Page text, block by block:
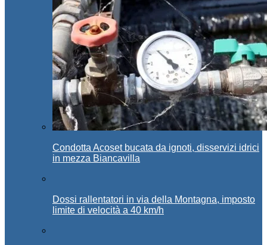
Condotta Acoset bucata da ignoti, disservizi idrici
in mezza Biancavilla
Dossi rallentatori in via della Montagna, imposto
limite di velocità a 40 km/h